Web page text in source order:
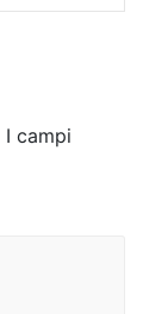
I campi